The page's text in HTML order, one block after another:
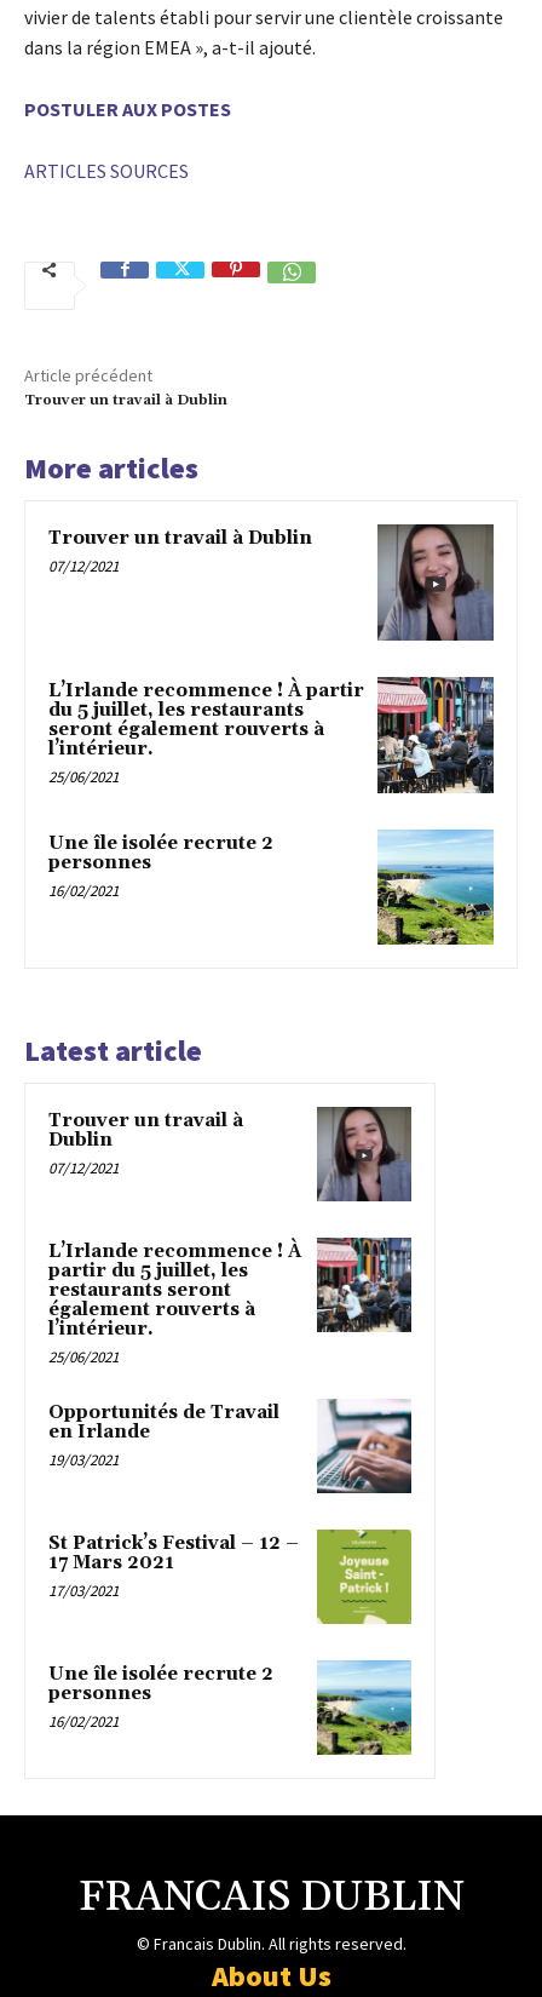
vivier de talents établi pour servir une clientèle croissante
dans la région EMEA », a-t-il ajouté.
POSTULER AUX POSTES
ARTICLES SOURCES
Article précédent
Trouver un travail à Dublin
More articles
Trouver un travail à Dublin
07/12/2021
L’Irlande recommence ! À partir
du 5 juillet, les restaurants
seront également rouverts à
l’intérieur.
25/06/2021
Une île isolée recrute 2
personnes
16/02/2021
Latest article
Trouver un travail à
Dublin
07/12/2021
L’Irlande recommence ! À
partir du 5 juillet, les
restaurants seront
également rouverts à
l’intérieur.
25/06/2021
Opportunités de Travail
en Irlande
19/03/2021
St Patrick’s Festival – 12 –
17 Mars 2021
17/03/2021
Une île isolée recrute 2
personnes
16/02/2021
FRANCAIS DUBLIN
© Francais Dublin. All rights reserved.
About Us